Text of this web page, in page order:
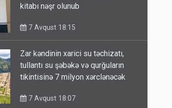
kitabı nəşr olunub
7 Avqust 18:15
Zar kəndinin xarici su təchizatı,
tullantı su şəbəkə və qurğuların
tikintisinə 7 milyon xərclənəcək
7 Avqust 18:07